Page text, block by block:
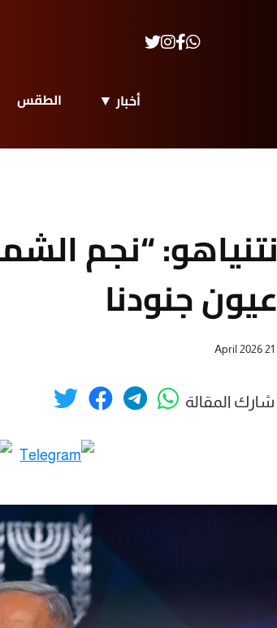
أخبار الطقس
نتنياهو: “نجم
عيون جنودنا
21 April 2026
شارك المقالة